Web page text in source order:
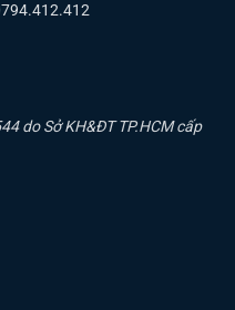
do Sở KH&ĐT TP.HCM cấp